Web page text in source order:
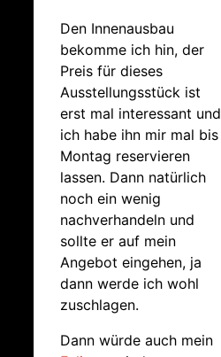
Den Innenausbau
bekomme ich hin, der
Preis für dieses
Ausstellungsstück ist
erst mal interessant und
ich habe ihn mir mal bis
Montag reservieren
lassen. Dann natürlich
noch ein wenig
nachverhandeln und
sollte er auf mein
Angebot eingehen, ja
dann werde ich wohl
zuschlagen.
Dann würde auch mein